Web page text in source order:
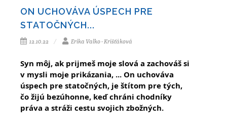
ON UCHOVÁVA ÚSPECH PRE
STATOČNÝCH...
12.10.22 Erika Valko - Krišťáková
Syn môj, ak prijmeš moje slová a zachováš si
v mysli moje prikázania, ... On uchováva
úspech pre statočných, je štítom pre tých,
čo žijú bezúhonne, keď chráni chodníky
práva a stráži cestu svojich zbožných.